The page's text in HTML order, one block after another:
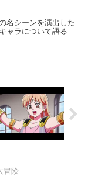
名シーンを演出した
ャラについて語る
冒険